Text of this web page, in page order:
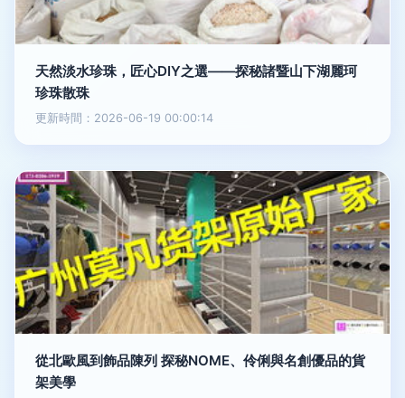
天然淡水珍珠，匠心DIY之選——探秘諸暨山下湖麗珂
珍珠散珠
更新時間：2026-06-19 00:00:14
從北歐風到飾品陳列 探秘NOME、伶俐與名創優品的貨
架美學